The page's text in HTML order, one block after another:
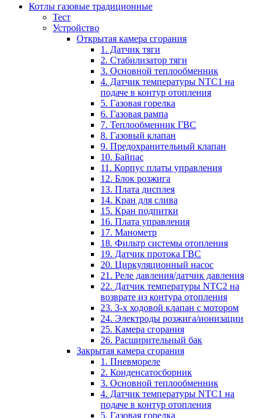
Котлы газовые традиционные
Тест
Устройство
Открытая камера сгорания
1. Датчик тяги
2. Стабилизатор тяги
3. Основной теплообменник
4. Датчик температуры NTC1 на
подаче в контур отопления
5. Газовая горелка
6. Газовая рампа
7. Теплообменник ГВС
8. Газовый клапан
9. Предохранительный клапан
10. Байпас
11. Корпус платы управления
12. Блок розжига
13. Плата дисплея
14. Кран для слива
15. Кран подпитки
16. Плата управления
17. Манометр
18. Фильтр системы отопления
19. Датчик протока ГВС
20. Циркуляционный насос
21. Реле давления/датчик давления
22. Датчик температуры NTC2 на
возврате из контура отопления
23. 3-х ходовой клапан с мотором
24. Электроды розжига/ионизации
25. Камера сгорания
26. Расширительный бак
Закрытая камера сгорания
1. Пневмореле
2. Конденсатосборник
3. Основной теплообменник
4. Датчик температуры NTC1 на
подаче в контур отопления
5. Газовая горелка